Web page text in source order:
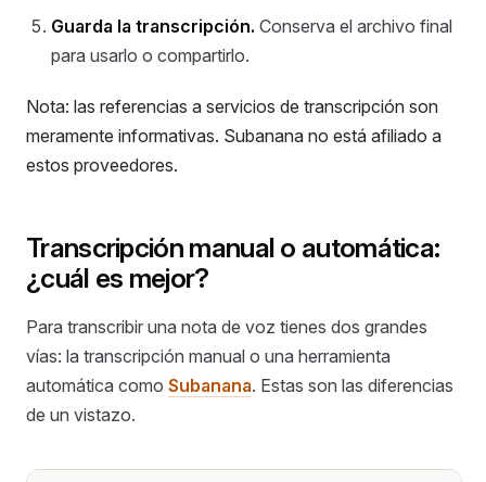
Guarda la transcripción. Conserva el archivo final
para usarlo o compartirlo.
Nota: las referencias a servicios de transcripción son
meramente informativas. Subanana no está afiliado a
estos proveedores.
Transcripción manual o automática:
¿cuál es mejor?
Para transcribir una nota de voz tienes dos grandes
vías: la transcripción manual o una herramienta
automática como Subanana. Estas son las diferencias
de un vistazo.